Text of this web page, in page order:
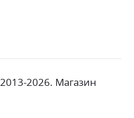
2026. Магазин